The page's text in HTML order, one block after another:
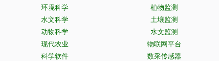
环境科学
水文科学
动物科学
现代农业
科学软件
植物监测
土壤监测
水文监测
物联网平台
数采传感器